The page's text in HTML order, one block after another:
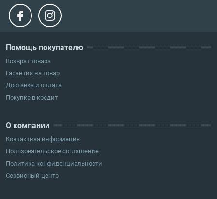
Помощь покупателю
Возврат товара
Гарантия на товар
Доставка и оплата
Покупка в кредит
О компании
Контактная информация
Пользовательское соглашение
Политика конфиденциальности
Сервисный центр